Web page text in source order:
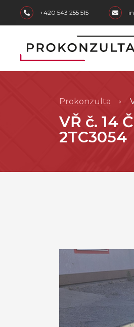
skip to main content
+420 543 255 515
Prokonzulta
VŘ č. 14
2TC3054